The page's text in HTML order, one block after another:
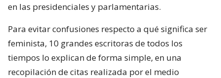
en las presidenciales y parlamentarias.
Para evitar confusiones respecto a qué significa ser
feminista, 10 grandes escritoras de todos los
tiempos lo explican de forma simple, en una
recopilación de citas realizada por el medio